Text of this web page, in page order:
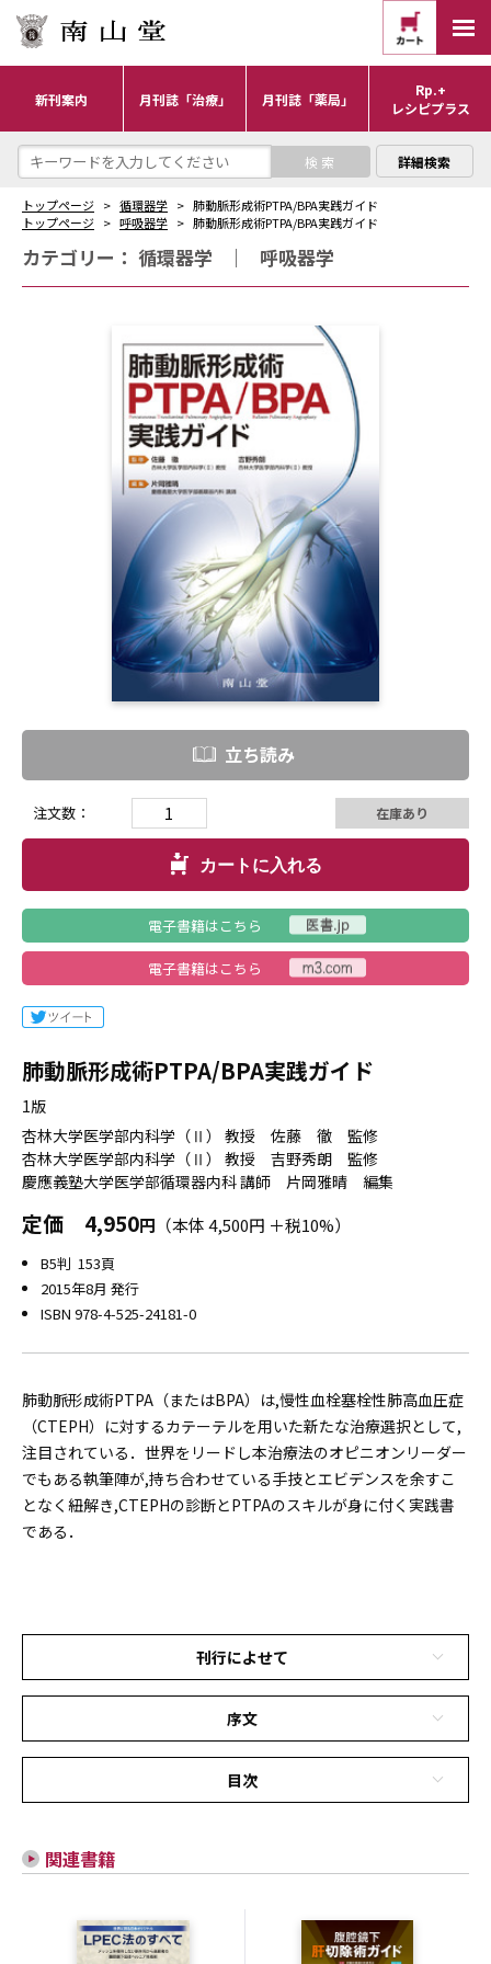
新刊案内 月刊誌「治療」 月刊誌「薬局」
Rp.+
レシピプラス
詳細検索
トップページ 循環器学
肺動脈形成術PTPA/BPA実践ガイド
トップページ
呼吸器学 肺動脈形成術PTPA/BPA実践ガイド
カテゴリー： 循環器学 ｜ 呼吸器学
立ち読み
注文数： 在庫あり
カートに入れる
電子書籍はこちら
電子書籍はこちら
肺動脈形成術PTPA/BPA実践ガイド
1版
杏林大学医学部内科学（Ⅱ） 教授 佐藤 徹 監修
杏林大学医学部内科学（Ⅱ） 教授 吉野秀朗 監修
慶應義塾大学医学部循環器内科 講師 片岡雅晴 編集
定価 4,950円 （本体 4,500円 ＋税10%）
B5判 153頁
2015年8月 発行
ISBN 978-4-525-24181-0
肺動脈形成術PTPA（またはBPA）は,慢性血栓塞栓性肺高血圧症
（CTEPH）に対するカテーテルを用いた新たな治療選択として,
注目されている．世界をリードし本治療法のオピニオンリーダー
でもある執筆陣が,持ち合わせている手技とエビデンスを余すこ
となく紐解き,CTEPHの診断とPTPAのスキルが身に付く実践書
である．
刊行によせて
序文
目次
関連書籍